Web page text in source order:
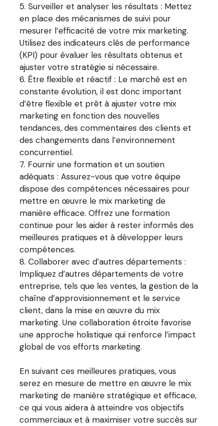
Surveiller et analyser les résultats : Mettez
en place des mécanismes de suivi pour
mesurer l’efficacité de votre mix marketing.
Utilisez des indicateurs clés de performance
(KPI) pour évaluer les résultats obtenus et
ajuster votre stratégie si nécessaire.
Être flexible et réactif : Le marché est en
constante évolution, il est donc important
d’être flexible et prêt à ajuster votre mix
marketing en fonction des nouvelles
tendances, des commentaires des clients et
des changements dans l’environnement
concurrentiel.
Fournir une formation et un soutien
adéquats : Assurez-vous que votre équipe
dispose des compétences nécessaires pour
mettre en œuvre le mix marketing de
manière efficace. Offrez une formation
continue pour les aider à rester informés des
meilleures pratiques et à développer leurs
compétences.
Collaborer avec d’autres départements :
Impliquez d’autres départements de votre
entreprise, tels que les ventes, la gestion de la
chaîne d’approvisionnement et le service
client, dans la mise en œuvre du mix
marketing. Une collaboration étroite favorise
une approche holistique qui renforce l’impact
global de vos efforts marketing.
En suivant ces meilleures pratiques, vous
serez en mesure de mettre en œuvre le mix
marketing de manière stratégique et efficace,
ce qui vous aidera à atteindre vos objectifs
commerciaux et à maximiser votre succès sur